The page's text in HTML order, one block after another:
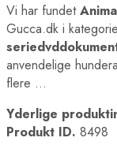
Vi har fundet
Gucca.dk i
anvendelige
flere …
Yderlige
Produkt ID. 8498